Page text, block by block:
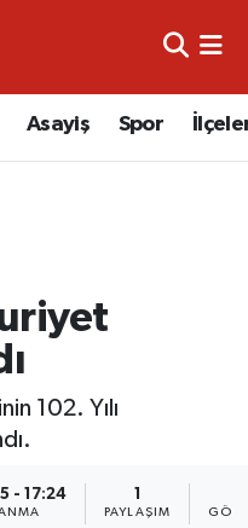
Asayiş Spor
102. Yılı
- 17:24 1
PAYLAŞIM
Fikstür